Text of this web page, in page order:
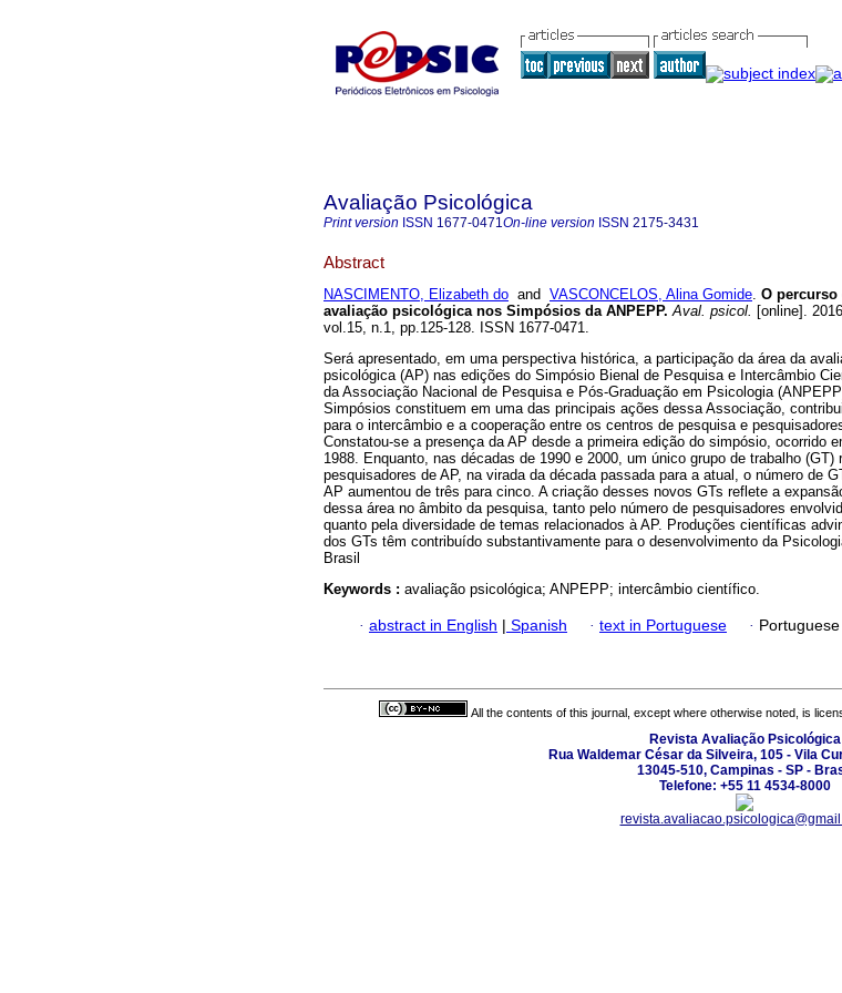
Avaliação Psicológica
Print version ISSN 1677-0471On-line version ISSN 2175-3431
Abstract
NASCIMENTO, Elizabeth do and VASCONCELOS, Alina Gomide. O percurso
avaliação psicológica nos Simpósios da ANPEPP. Aval. psicol. [online].
vol.15, n.1, pp.125-128. ISSN 1677-0471.
Será apresentado, em uma perspectiva histórica, a participação da área da
psicológica (AP) nas edições do Simpósio Bienal de Pesquisa e Intercâmbio
da Associação Nacional de Pesquisa e Pós-Graduação em Psicologia
Simpósios constituem em uma das principais ações dessa Associação,
para o intercâmbio e a cooperação entre os centros de pesquisa e
Constatou-se a presença da AP desde a primeira edição do simpósio, ocorrido
1988. Enquanto, nas décadas de 1990 e 2000, um único grupo de trabalho (GT)
pesquisadores de AP, na virada da década passada para a atual, o número de
AP aumentou de três para cinco. A criação desses novos GTs reflete a
dessa área no âmbito da pesquisa, tanto pelo número de pesquisadores
quanto pela diversidade de temas relacionados à AP. Produções científicas
dos GTs têm contribuído substantivamente para o desenvolvimento da
Brasil
Keywords : avaliação psicológica; ANPEPP; intercâmbio científico.
· abstract in English | Spanish · text in Portuguese ·
All the contents of this journal, except where otherwise noted, is
Revista Avaliação Psicológica
Rua Waldemar César da Silveira, 105 - Vila
13045-510, Campinas - SP -
Telefone: +55 11 4534-8000